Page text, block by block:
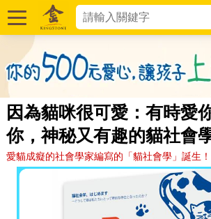
因為貓咪很可愛：有時愛
你，神秘又有趣的貓社會
愛貓成癡的社會學家編寫的「貓社會學」誕生！